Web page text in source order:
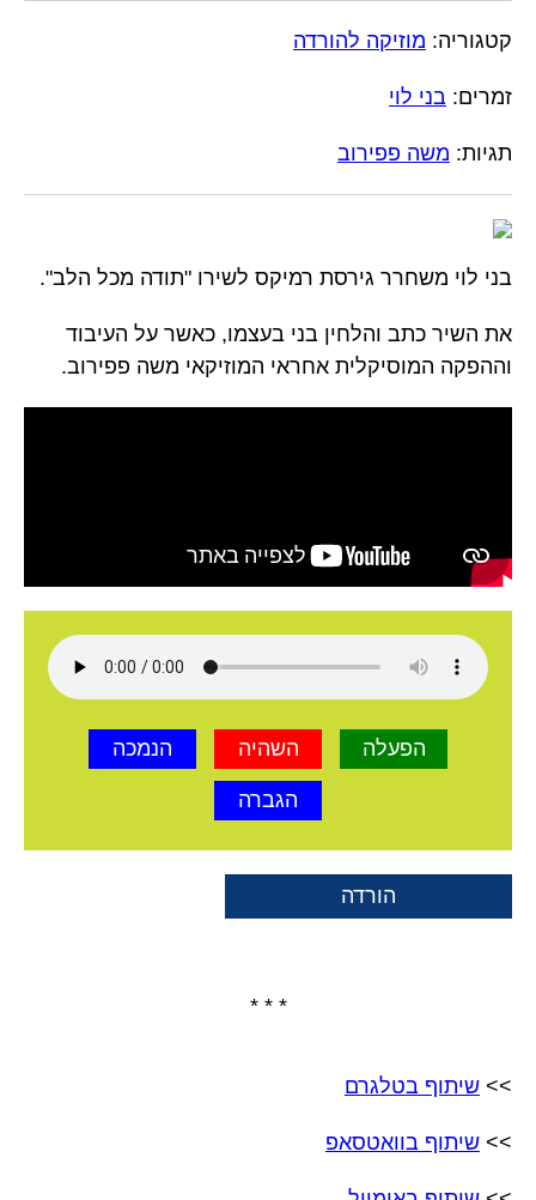
קטגוריה: מוזיקה להורדה
זמרים: בני לוי
תגיות: משה פפירוב
בני לוי משחרר גירסת רמיקס לשירו "תודה מכל הלב".
את השיר כתב והלחין בני בעצמו, כאשר על העיבוד
וההפקה המוסיקלית אחראי המוזיקאי משה פפירוב.
הפעלה השהיה הנמכה
הגברה
הורדה
* * *
>> שיתוף בטלגרם
>> שיתוף בוואטסאפ